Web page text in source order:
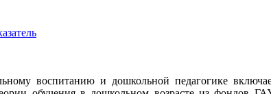
воспитанию и дошкольной педагогике